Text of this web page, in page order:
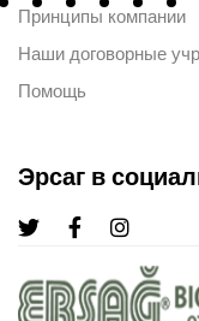
Принципы компании
Наши договорные
Помощь
Эрсаг в